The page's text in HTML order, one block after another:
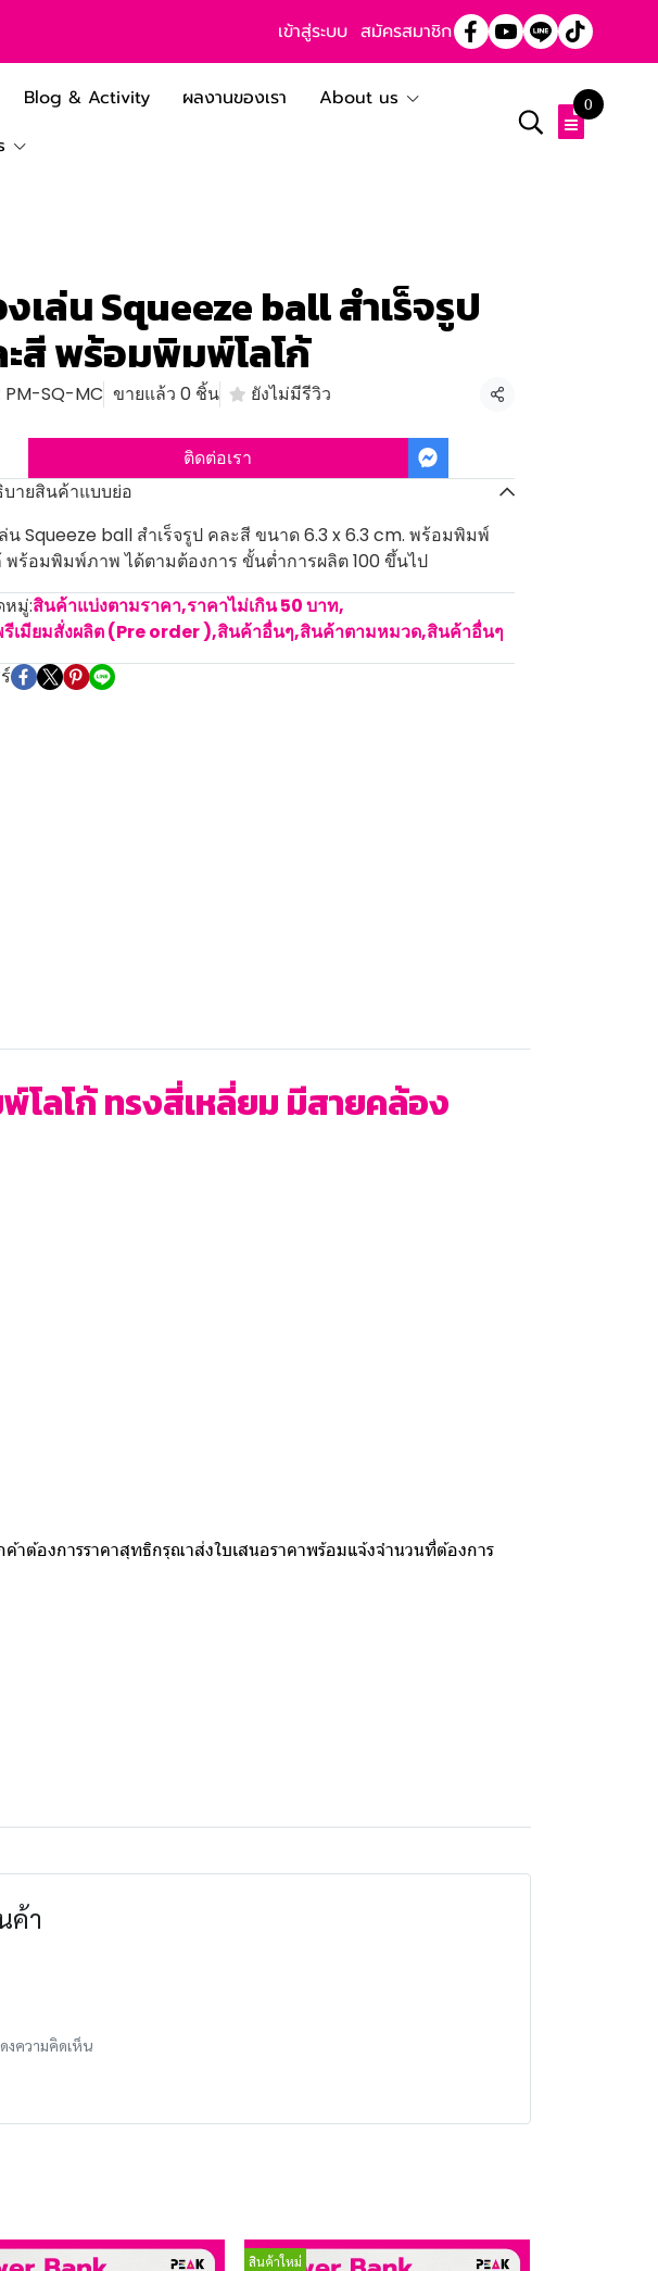
เข้าสู่ระบบ สมัครสมาชิก
Blog & Activity ผลงานของเรา
About us
0
เล่น Squeeze ball สำเร็จรูป
สี พร้อมพิมพ์โลโก้
PM-SQ-MC ขายแล้ว 0 ชิ้น ยังไม่มีรีวิว
แชร์
ติดต่อเรา
ายสินค้าแบบย่อ
น Squeeze ball สำเร็จรูป คละสี ขนาด 6.3 x 6.3 cm. พร้อมพิมพ์
พร้อมพิมพ์ภาพ ได้ตามต้องการ ขั้นต่ำการผลิต 100 ขึ้นไป
มู่:สินค้าแบ่งตามราคา,ราคาไม่เกิน 50 บาท,
เมียมสั่งผลิต (Pre order ),สินค้าอื่นๆ,สินค้าตามหมวด,สินค้าอื่นๆ
โลโก้ ทรงสี่เหลี่ยม มีสายคล้อง
าต้องการราคาสุทธิกรุณาส่งใบเสนอราคาพร้อมแจ้งจำนวนที่ต้องการ
ค้า
งความคิดเห็น
สินค้าใหม่